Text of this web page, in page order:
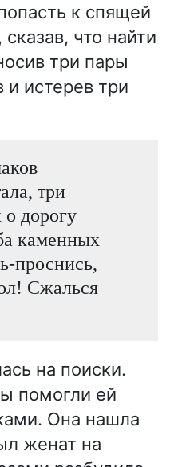
к спящей
что найти
три пары
истерев три
три
дорогу
каменных
проснись,
Сжалься
на поиски.
помогли ей
Она нашла
женат на